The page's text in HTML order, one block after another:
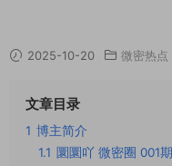
2025-10-20 微密热点
文章目录
1 博主简介
1.1 圜圜吖 微密圈 001